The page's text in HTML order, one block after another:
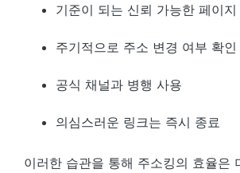
기준이 되는 신뢰 가능한 페이지
주기적으로 주소 변경 여부 확인
공식 채널과 병행 사용
의심스러운 링크는 즉시 종료
이러한 습관을 통해 주소킹의 효율은